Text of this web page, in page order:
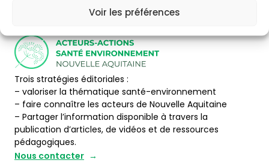
Voir les préférences
Trois stratégies éditoriales :
– valoriser la thématique santé-environnement
– faire connaître les acteurs de Nouvelle Aquitaine
– Partager l’information disponible à travers la
publication d’articles, de vidéos et de ressources
pédagogiques.
Nous contacter